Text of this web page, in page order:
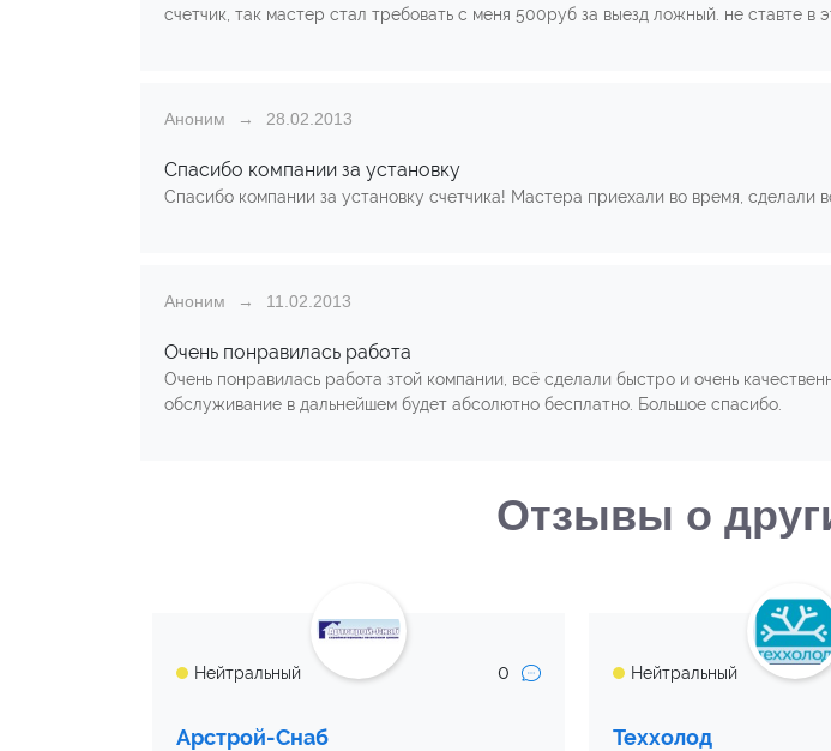
счетчик, так мастер стал требовать с меня 500руб за выезд ложный. не ставте в
Аноним 28.02.2013
Спасибо компании за установку
Спасибо компании за установку счетчика! Мастера приехали во время, сделали
Аноним 11.02.2013
Очень понравилась работа
Очень понравилась работа зтой компании, всё сделали быстро и очень
обслуживание в дальнейшем будет абсолютно бесплатно. Большое спасибо.
Отзывы о
Нейтральный 0
Арстрой-Снаб
Нейтральный
Теххолод